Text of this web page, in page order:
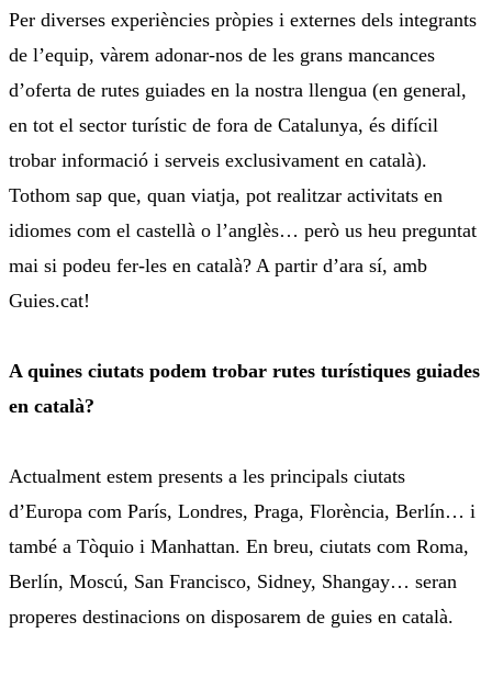
Per diverses experiències pròpies i externes dels integrants
de l’equip, vàrem adonar-nos de les grans mancances
d’oferta de rutes guiades en la nostra llengua (en general,
en tot el sector turístic de fora de Catalunya, és difícil
trobar informació i serveis exclusivament en català).
Tothom sap que, quan viatja, pot realitzar activitats en
idiomes com el castellà o l’anglès… però us heu preguntat
mai si podeu fer-les en català? A partir d’ara sí, amb
Guies.cat!
A quines ciutats podem trobar rutes turístiques guiades
en català?
Actualment estem presents a les principals ciutats
d’Europa com París, Londres, Praga, Florència, Berlín… i
també a Tòquio i Manhattan. En breu, ciutats com Roma,
Berlín, Moscú, San Francisco, Sidney, Shangay… seran
properes destinacions on disposarem de guies en català.